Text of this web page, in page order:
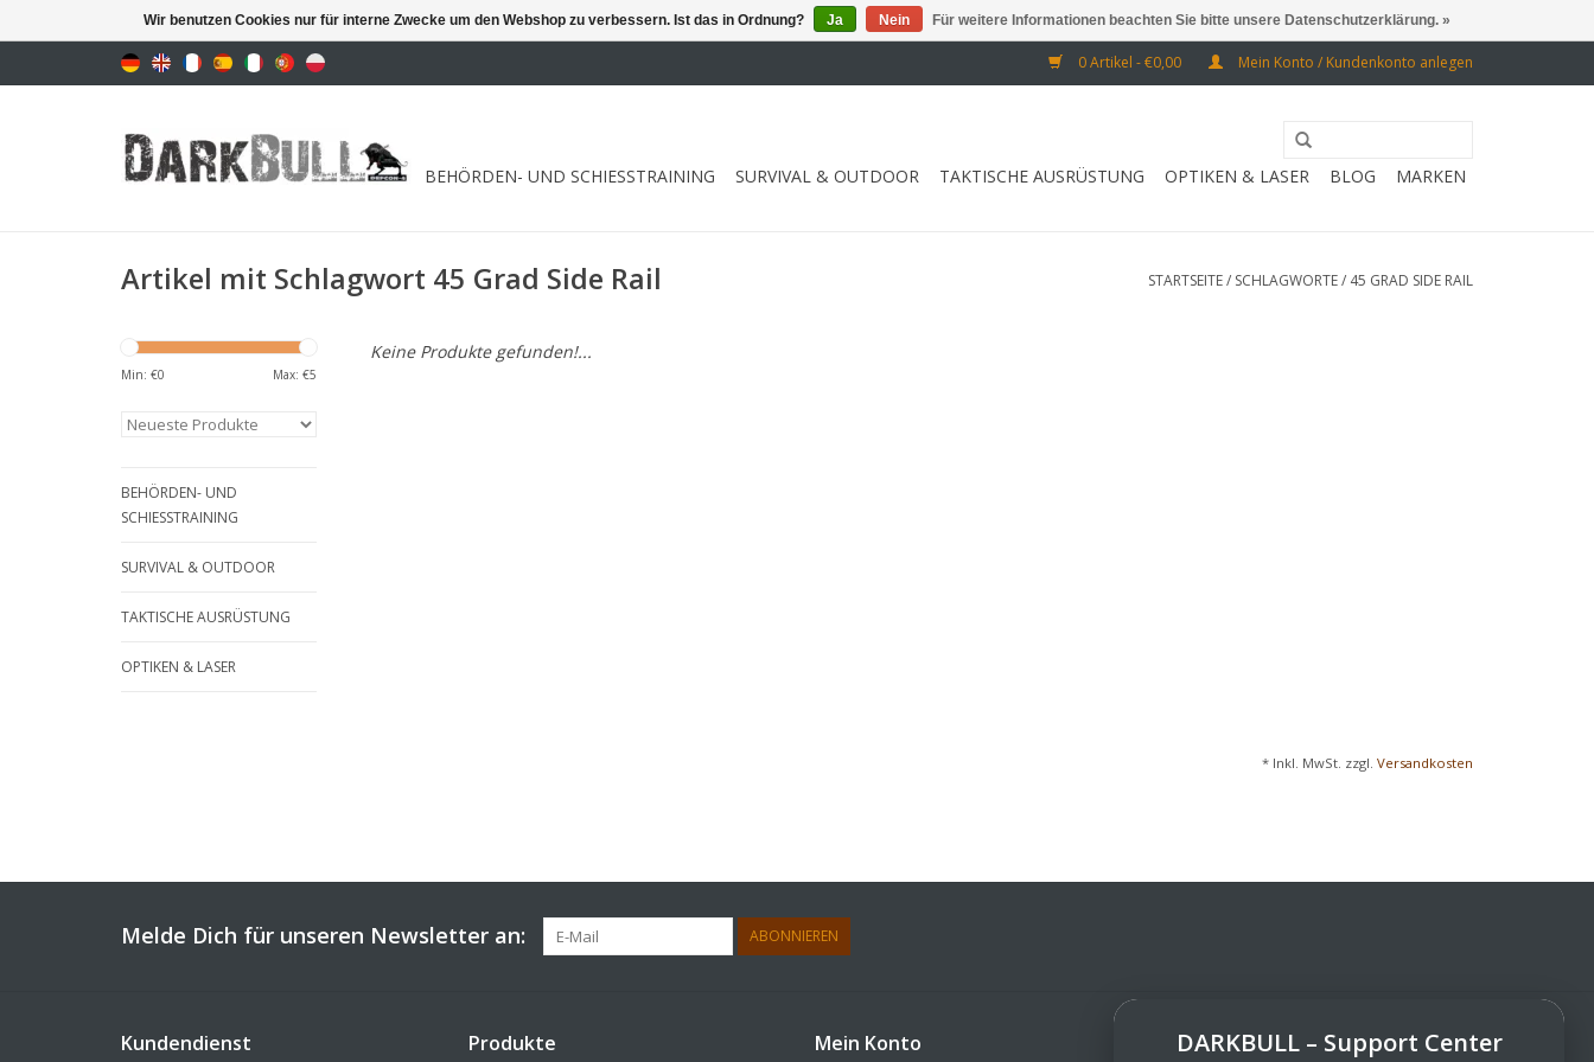
0 Artikel - €0,00 Mein Konto / Kundenkonto anlegen
BEHÖRDEN- UND SCHIESSTRAINING SURVIVAL & OUTDOOR TAKTISCHE AUSRÜSTUNG OPTIKEN & LASER BLOG MARKEN
Artikel mit Schlagwort 45 Grad Side Rail STARTSEITE/ SCHLAGWORTE/ 45 GRAD SIDE RAIL
Min: €0 Max: €5
BEHÖRDEN- UND
SCHIESSTRAINING
SURVIVAL & OUTDOOR
TAKTISCHE AUSRÜSTUNG
OPTIKEN & LASER
Keine Produkte gefunden!...
* Inkl. MwSt. zzgl. Versandkosten
Melde Dich für unseren Newsletter an: ABONNIEREN
Kundendienst Produkte Mein Konto DarkBull TrendStore
Wir benutzen Cookies nur für interne Zwecke um den Webshop zu verbessern. Ist das in Ordnung? Ja Nein Für weitere Informationen beachten Sie bitte unsere Datenschutzerklärung. »
DARKBULL – Support Center